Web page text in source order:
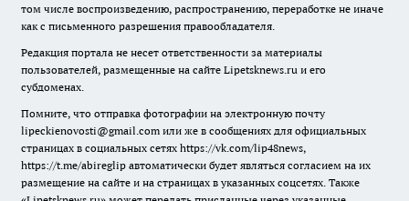
том числе воспроизведению, распространению, переработке не иначе
как с письменного разрешения правообладателя.
Редакция портала не несет ответственности за материалы
пользователей, размещенные на сайте Lipetsknews.ru и его
субдоменах.
Помните, что отправка фотографии на электронную почту
lipeckienovosti@gmail.com или же в сообщениях для официальных
страницах в социальных сетях https://vk.com/lip48news,
https://t.me/abireglip автоматически будет являться согласием на их
размещение на сайте и на страницах в указанных соцсетях. Также